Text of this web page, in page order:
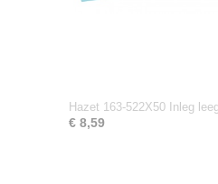
Hazet 163-522X50 Inleg leeg
€ 8,59